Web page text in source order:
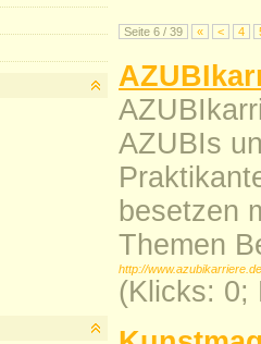
Seite 6 / 39 « < 4
AZUBIs
besetzen
Themen
http://www.azubikarriere.de
(Klicks: 0;